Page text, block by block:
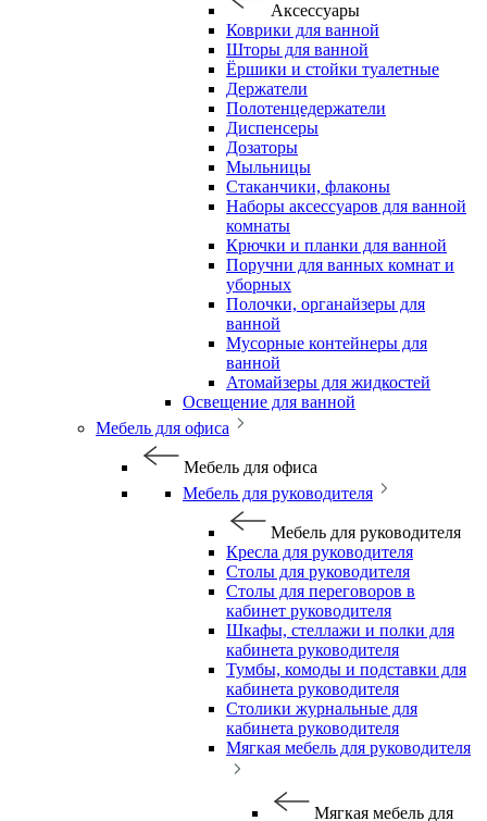
Аксессуары
Коврики для ванной
Шторы для ванной
Ёршики и стойки туалетные
Держатели
Полотенцедержатели
Диспенсеры
Дозаторы
Мыльницы
Стаканчики, флаконы
Наборы аксессуаров для ванной
комнаты
Крючки и планки для ванной
Поручни для ванных комнат и
уборных
Полочки, органайзеры для
ванной
Мусорные контейнеры для
ванной
Атомайзеры для жидкостей
Освещение для ванной
Мебель для офиса
Мебель для офиса
Мебель для руководителя
Мебель для руководителя
Кресла для руководителя
Столы для руководителя
Столы для переговоров в
кабинет руководителя
Шкафы, стеллажи и полки для
кабинета руководителя
Тумбы, комоды и подставки для
кабинета руководителя
Столики журнальные для
кабинета руководителя
Мягкая мебель для руководителя
Мягкая мебель для